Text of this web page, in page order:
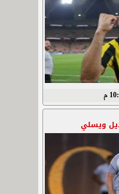
ويسلي